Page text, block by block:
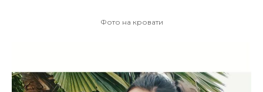
Фото на кровати